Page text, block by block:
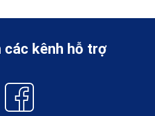
các kênh hỗ trợ